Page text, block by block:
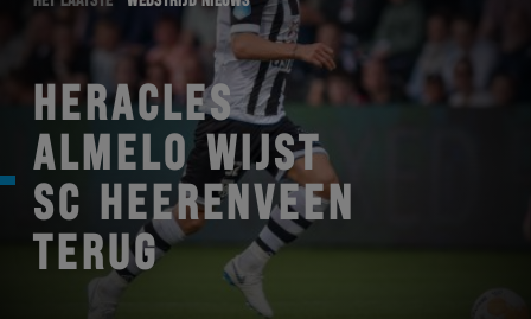
HERACLES
ALMELO WIJST
SC HEERENVEEN
TERUG